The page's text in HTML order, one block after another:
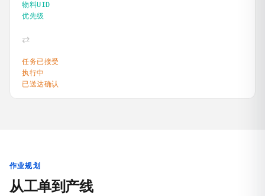
物料UID
优先级
⇄
任务已接受
执行中
已送达确认
作业规划
从工单到产线